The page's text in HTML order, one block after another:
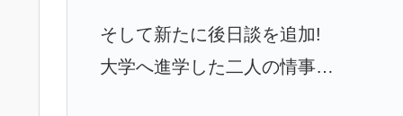
そして新たに後日談を追加!
大学へ進学した二人の情事…